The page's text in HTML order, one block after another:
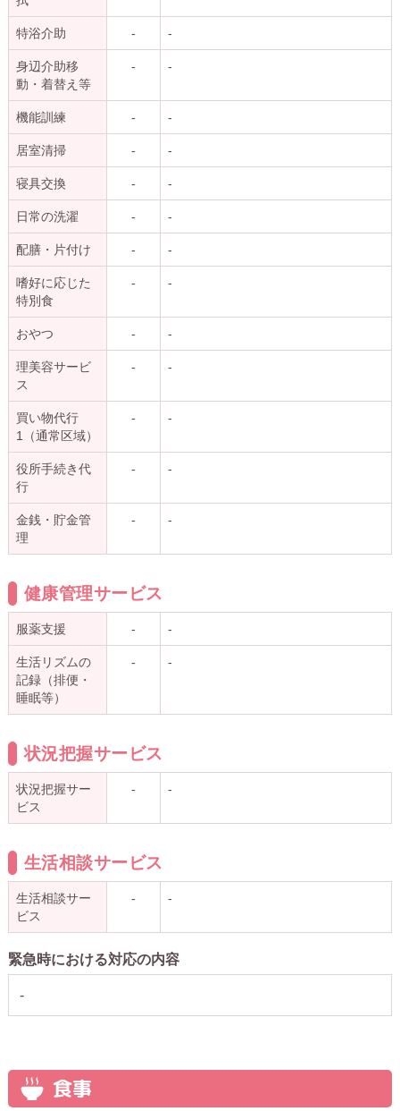
特浴介助 - -
身辺介助移
動・着替え等
- -
機能訓練 - -
居室清掃 - -
寝具交換 - -
日常の洗濯 - -
配膳・片付け - -
嗜好に応じた
特別食
- -
おやつ - -
理美容サービ
ス
- -
買い物代行
1（通常区域）
- -
役所手続き代
行
- -
金銭・貯金管
理
- -
健康管理サービス
服薬支援 - -
生活リズムの
記録（排便・
睡眠等）
- -
状況把握サービス
状況把握サー
ビス
- -
生活相談サービス
生活相談サー
ビス
- -
緊急時における対応の内容
-
食事